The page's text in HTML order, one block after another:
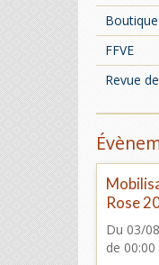
Boutique
FFVE
Revue
Rose
Du 03/
de 00:00